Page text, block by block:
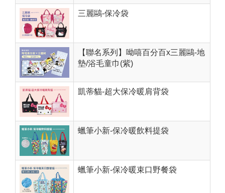
三麗鷗-保冷袋
【聯名系列】呦嘻百分百x三麗鷗-地
墊/浴毛童巾(紫)
凱蒂貓-超大保冷暖肩背袋
蠟筆小新-保冷暖飲料提袋
蠟筆小新-保冷暖束口野餐袋